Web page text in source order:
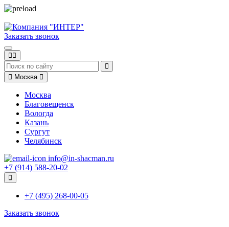
Заказать звонок
Москва
Москва
Благовещенск
Вологда
Казань
Сургут
Челябинск
info@in-shacman.ru
+7 (914) 588-20-02
+7 (495) 268-00-05
Заказать звонок